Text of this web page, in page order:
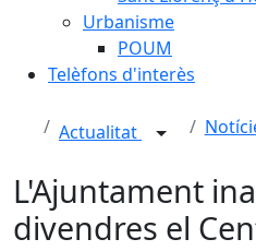
Urbanisme
POUM
Telèfons d'interès
Actualitat
L'Ajuntament
divendres el